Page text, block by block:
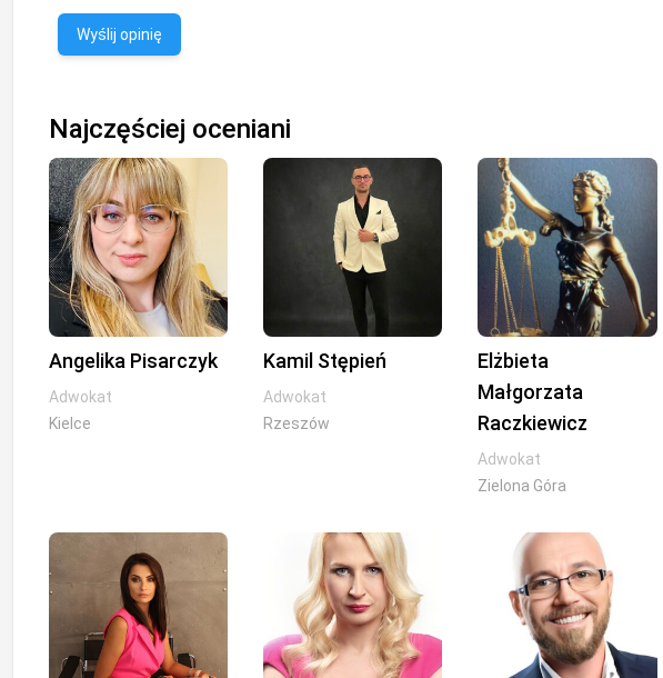
Wyślij opinię
Najczęściej oceniani
Angelika Pisarczyk
Adwokat
Kielce
Kamil Stępień
Adwokat
Rzeszów
Elżbieta
Małgorzata
Raczkiewicz
Adwokat
Zielona Góra